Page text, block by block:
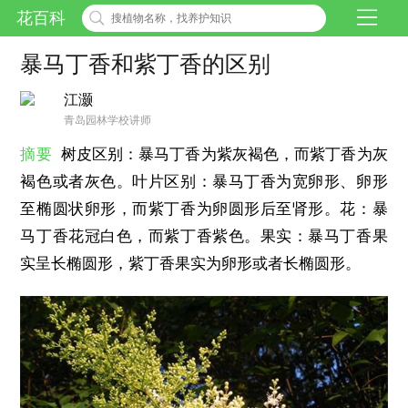
花百科
暴马丁香和紫丁香的区别
江灏
青岛园林学校讲师
摘要 树皮区别：暴马丁香为紫灰褐色，而紫丁香为灰
褐色或者灰色。叶片区别：暴马丁香为宽卵形、卵形
至椭圆状卵形，而紫丁香为卵圆形后至肾形。花：暴
马丁香花冠白色，而紫丁香紫色。果实：暴马丁香果
实呈长椭圆形，紫丁香果实为卵形或者长椭圆形。